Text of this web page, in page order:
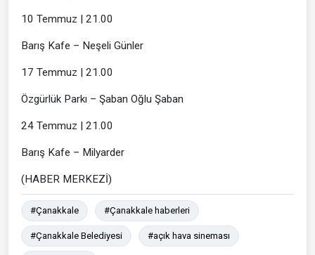
10 Temmuz | 21.00
Barış Kafe – Neşeli Günler
17 Temmuz | 21.00
Özgürlük Parkı – Şaban Oğlu Şaban
24 Temmuz | 21.00
Barış Kafe – Milyarder
(HABER MERKEZİ)
#Çanakkale #Çanakkale haberleri
#Çanakkale Belediyesi #açık hava sineması